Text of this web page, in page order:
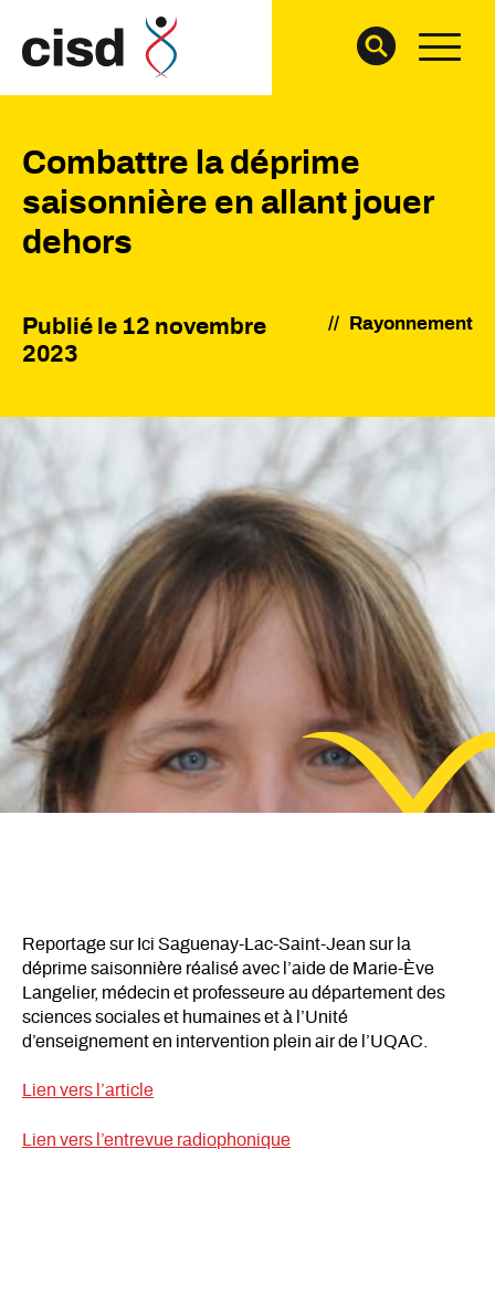
Combattre la déprime
saisonnière en allant jouer
dehors
Publié le 12 novembre
2023
// Rayonnement
Reportage sur Ici Saguenay-Lac-Saint-Jean sur la
déprime saisonnière réalisé avec l’aide de Marie-Ève
Langelier, médecin et professeure au département des
sciences sociales et humaines et à l’Unité
d’enseignement en intervention plein air de l’UQAC.
Lien vers l’article
Lien vers l’entrevue radiophonique